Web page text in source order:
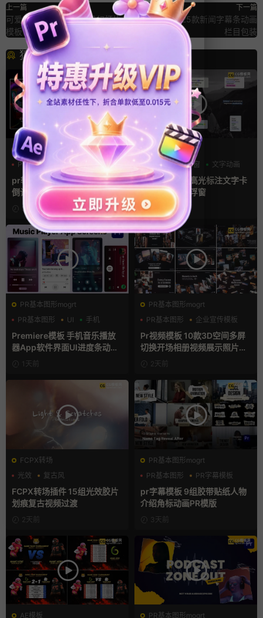
上一篇
可爱少女风自媒体拼贴风幻灯片Ae
模板
下一篇
Pr字幕模板 25款新闻字幕条动画
栏目包装
猜你喜欢
PR基本图形mogrt
PR基本图形
三维 倒计时
pr轮播模板 方屏竖屏4K展示
倒计时轮播图PR模版
3小时前
FCPX字幕
字幕模板
弹窗 文字动画
fcpx插件 9组高光标注文字卡
片窗口小组件浮窗
3小时前
PR基本图形mogrt
PR基本图形
UI 手机
Premiere模板 手机音乐播放
器App软件界面UI进度条动画
视频样机pr模版
1天前
PR基本图形mogrt
PR基本图形
企业宣传模板
幻灯片
Pr视频模板 10款3D空间多屏
切换开场相册视频展示照片墙
pr模板
2天前
FCPX转场
光效
复古风
支持Intel+M芯片
FCPX转场插件 15组光效胶片
划痕复古视频过渡
2天前
PR基本图形mogrt
PR基本图形
PR字幕模板
人物介绍
pr字幕模板 9组胶带贴纸人物
介绍角标动画PR模版
3天前
AE模板
PR基本图形mogrt